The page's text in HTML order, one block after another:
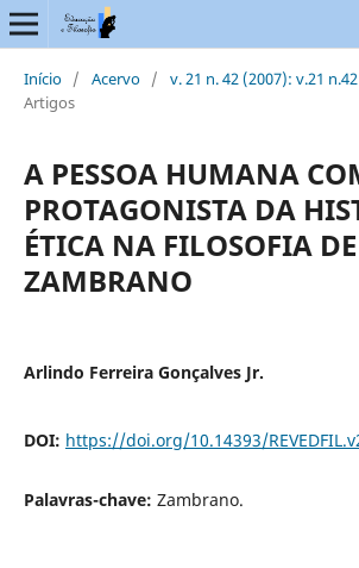
Início / Acervo / v. 21 n. 42 (2007): v.21
Artigos
A PESSOA HUMANA
PROTAGONISTA DA
ÉTICA NA FILOSOFIA
ZAMBRANO
Arlindo Ferreira Gonçalves Jr.
DOI: https://doi.org/10.14393/
Palavras-chave: Zambrano.